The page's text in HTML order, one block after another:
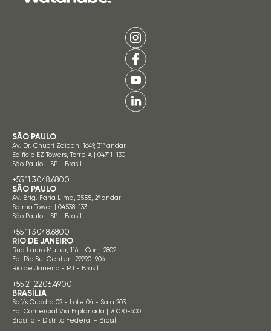
SÃO PAULO
Av. Dr. Chucri Zaidan, 1649, 31º andar
Edifício EZ Towers, Torre A | 04711-130
São Paulo - SP - Brasil
+55 11 3048.6800
SÃO PAULO
Av. Brig. Faria Lima, 3555, 2º andar
Salma Tower | 04538-133
São Paulo - SP - Brasil
+55 11 3048.6800
RIO DE JANEIRO
Rua Lauro Muller, 116 - Conj. 2802
Ed. Rio Sul Center | 22290-906
Rio de Janeiro - RJ - Brasil
+55 21 2206.4900
BRASÍLIA
Saf/s Quadra 02 - Lote 04 - Sala 203
Ed. Comercial Via Esplanada | 70070-600
Brasília - Distrito Federal - Brasil